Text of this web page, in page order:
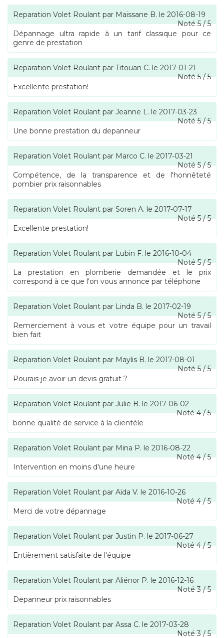
Reparation Volet Roulant par Maïssane B. le 2016-08-19
Noté5/5
Dépannage ultra rapide à un tarif classique pour ce
genre de prestation
Reparation Volet Roulant par Titouan C. le 2017-01-21
Noté5/5
Excellente prestation!
Reparation Volet Roulant par Jeanne L. le 2017-03-23
Noté5/5
Une bonne prestation du depanneur
Reparation Volet Roulant par Marco C. le 2017-03-21
Noté5/5
Compétence, de la transparence et de l'honnêteté
pombier prix raisonnables
Reparation Volet Roulant par Soren A. le 2017-07-17
Noté5/5
Excellente prestation!
Reparation Volet Roulant par Lubin F. le 2016-10-04
Noté5/5
La prestation en plomberie demandée et le prix
correspond à ce que l'on vous annonce par téléphone
Reparation Volet Roulant par Linda B. le 2017-02-19
Noté5/5
Remerciement à vous et votre équipe pour un travail
bien fait
Reparation Volet Roulant par Maylis B. le 2017-08-01
Noté5/5
Pourais-je avoir un devis gratuit ?
Reparation Volet Roulant par Julie B. le 2017-06-02
Noté4/5
bonne qualité de service à la clientèle
Reparation Volet Roulant par Mina P. le 2016-08-22
Noté4/5
Intervention en moins d'une heure
Reparation Volet Roulant par Aïda V. le 2016-10-26
Noté4/5
Merci de votre dépannage
Reparation Volet Roulant par Justin P. le 2017-06-27
Noté4/5
Entièrement satisfaite de l'équipe
Reparation Volet Roulant par Aliénor P. le 2016-12-16
Noté3/5
Depanneur prix raisonnables
Reparation Volet Roulant par Assa C. le 2017-03-28
Noté3/5